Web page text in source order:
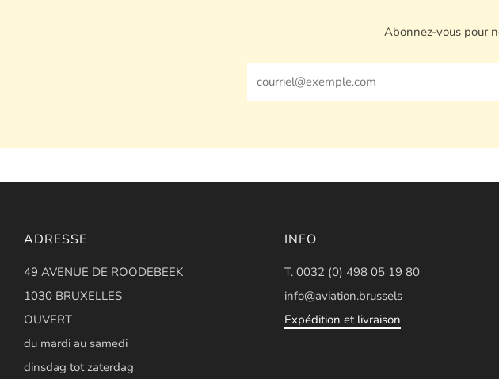
Abonnez-vous pour
ADRESSE
49 AVENUE DE ROODEBEEK
1030 BRUXELLES
OUVERT
du mardi au samedi
dinsdag tot zaterdag
INFO
T. 0032 (0) 498 05 19 80
info@aviation.brussels
Expédition et livraison